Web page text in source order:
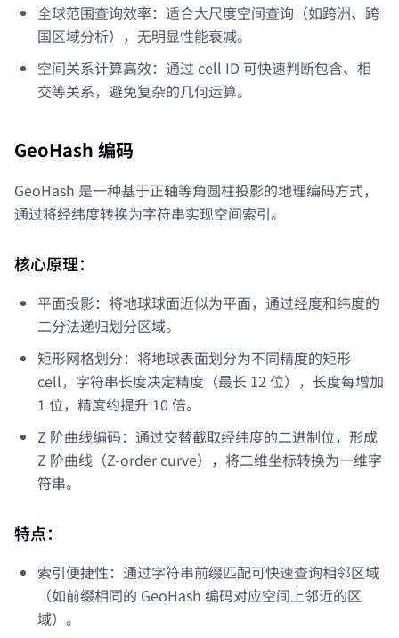
全球范围查询效率：适合大尺度空间查询（如跨洲、跨
国区域分析），无明显性能衰减。
空间关系计算高效：通过 cell ID 可快速判断包含、相
交等关系，避免复杂的几何运算。
GeoHash 编码
GeoHash 是一种基于正轴等角圆柱投影的地理编码方式，
通过将经纬度转换为字符串实现空间索引。
核心原理：
平面投影：将地球球面近似为平面，通过经度和纬度的
二分法递归划分区域。
矩形网格划分：将地球表面划分为不同精度的矩形
cell，字符串长度决定精度（最长 12 位），长度每增加
1 位，精度约提升 10 倍。
Z 阶曲线编码：通过交替截取经纬度的二进制位，形成
Z 阶曲线（Z-order curve），将二维坐标转换为一维字
符串。
特点：
索引便捷性：通过字符串前缀匹配可快速查询相邻区域
（如前缀相同的 GeoHash 编码对应空间上邻近的区
域）。